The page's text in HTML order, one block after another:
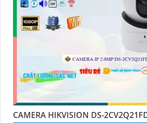
CAMERA HIKVISION DS-